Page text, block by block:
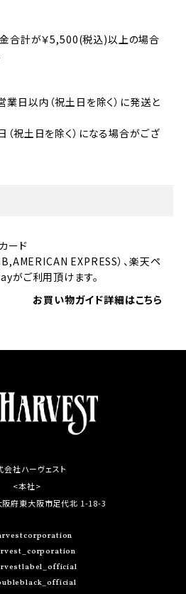
合計が￥5,500(税込)以上の場合
日以内（祝土日を除く）に発送と
祝土日を除く）になる場合がござ
ード
EXPRESS）、楽天ペ
がご利用頂けます。
お買い物ガイド詳細はこちら
会社ハーヴェスト
<本社>
府東大阪市足代北 1-18-3